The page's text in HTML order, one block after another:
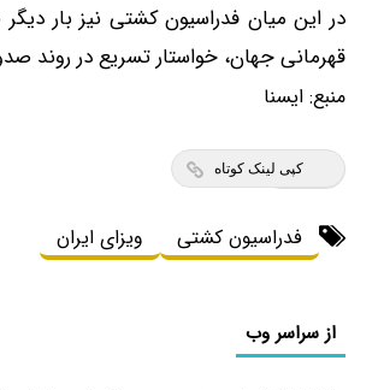
در این میان فدراسیون کشتی نیز بار
قهرمانی جهان، خواستار تسریع در روند
منبع: ايسنا
کپی لینک کوتاه
فدراسیون کشتی ویزای ایران
از سراسر وب